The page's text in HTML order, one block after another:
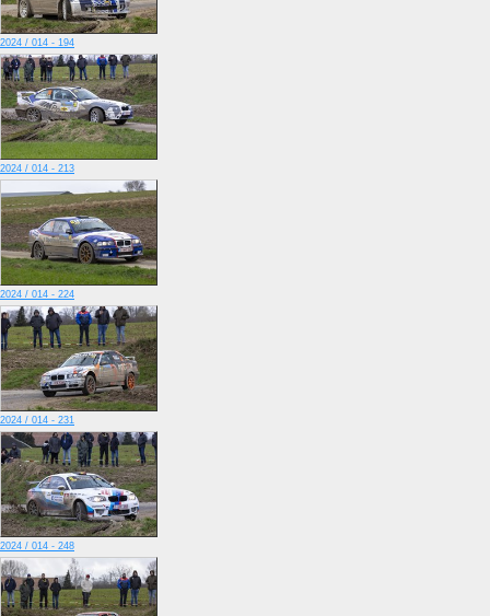
2024 / 014 - 194
2024 / 014 - 213
2024 / 014 - 224
2024 / 014 - 231
2024 / 014 - 248